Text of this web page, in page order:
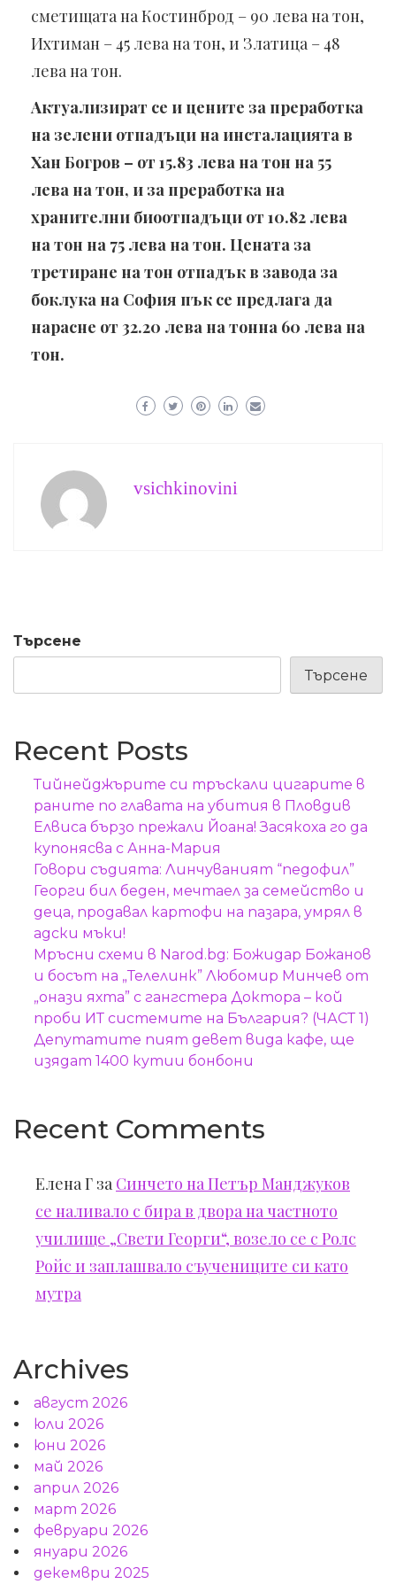
сметищата на Костинброд – 90 лева на тон,
Ихтиман – 45 лева на тон, и Златица – 48
лева на тон.
Актуализират се и цените за преработка
на зелени отпадъци на инсталацията в
Хан Богров – от 15.83 лева на тон на 55
лева на тон, и за преработка на
хранителни биоотпадъци от 10.82 лева
на тон на 75 лева на тон. Цената за
третиране на тон отпадък в завода за
боклука на София пък се предлага да
нарасне от 32.20 лева на тонна 60 лева на
тон.
vsichkinovini
Търсене
Търсене
Recent Posts
Тийнейджърите си тръскали цигарите в
раните по главата на убития в Пловдив
Елвиса бързо прежали Йоана! Засякоха го да
купонясва с Анна-Мария
Говори съдията: Линчуваният “педофил”
Георги бил беден, мечтаел за семейство и
деца, продавал картофи на пазара, умрял в
адски мъки!
Мръсни схеми в Narod.bg: Божидар Божанов
и босът на „Телелинк” Любомир Минчев от
„онази яхта” с гангстера Доктора – кой
проби ИТ системите на България? (ЧАСТ 1)
Депутатите пият девет вида кафе, ще
изядат 1400 кутии бонбони
Recent Comments
Елена Г за Синчето на Петър Манджуков
се наливало с бира в двора на частното
училище „Свети Георги“, возело се с Ролс
Ройс и заплашвало съучениците си като
мутра
Archives
август 2026
юли 2026
юни 2026
май 2026
април 2026
март 2026
февруари 2026
януари 2026
декември 2025